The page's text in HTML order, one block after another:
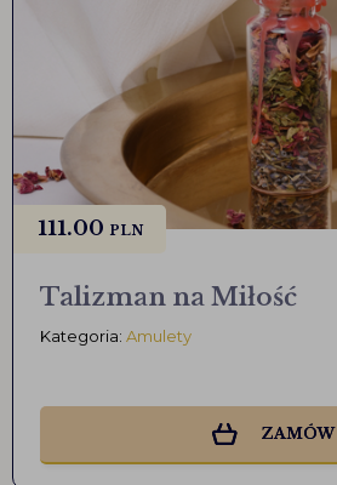
Talizman na Miłość
Kategoria: Amulety
111.00 PLN
ZAMÓW